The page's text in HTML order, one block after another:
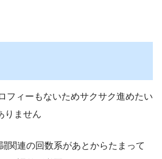
フィーもないためサクサク進めたい
りません
関連の回数系があとからたまって